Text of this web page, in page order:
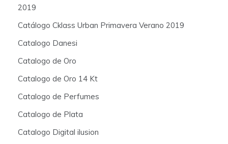
2019
Catálogo Cklass Urban Primavera Verano 2019
Catalogo Danesi
Catalogo de Oro
Catalogo de Oro 14 Kt
Catalogo de Perfumes
Catalogo de Plata
Catalogo Digital ilusion